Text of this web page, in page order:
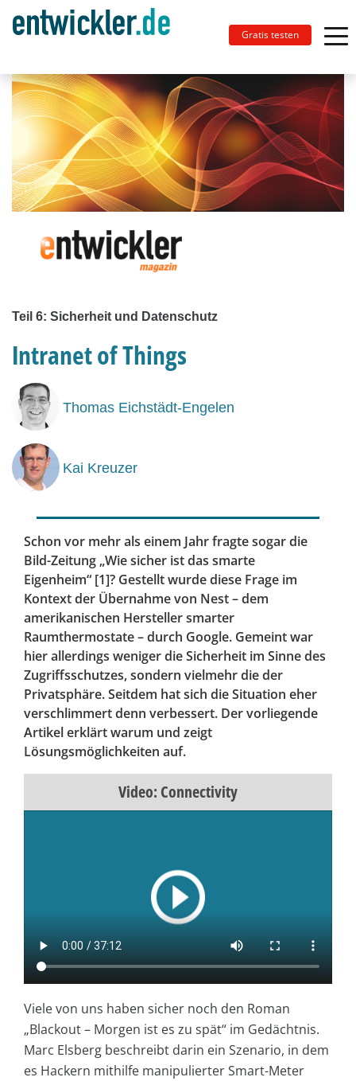
Gratis testen
Teil 6: Sicherheit und Datenschutz
Intranet of Things
Thomas Eichstädt-Engelen
Kai Kreuzer
Schon vor mehr als einem Jahr fragte sogar die
Bild-Zeitung „Wie sicher ist das smarte
Eigenheim“ [1]? Gestellt wurde diese Frage im
Kontext der Übernahme von Nest – dem
amerikanischen Hersteller smarter
Raumthermostate – durch Google. Gemeint war
hier allerdings weniger die Sicherheit im Sinne des
Zugriffsschutzes, sondern vielmehr die der
Privatsphäre. Seitdem hat sich die Situation eher
verschlimmert denn verbessert. Der vorliegende
Artikel erklärt warum und zeigt
Lösungsmöglichkeiten auf.
Video: Connectivity
Viele von uns haben sicher noch den Roman
„Blackout – Morgen ist es zu spät“ im Gedächtnis.
Marc Elsberg beschreibt darin ein Szenario, in dem
es Hackern mithilfe manipulierter Smart-Meter